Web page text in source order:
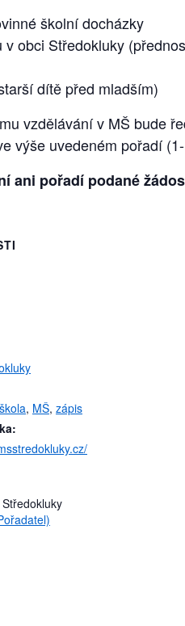
školní docházky
obci Středokluky
dítě před mladším)
vzdělávání v MŠ bude
výše uvedeném pořadí
ani pořadí podané
, MŠ, zápis